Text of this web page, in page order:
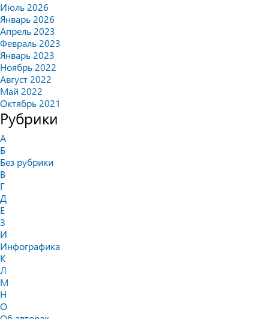
Июль 2026
Январь 2026
Апрель 2023
Февраль 2023
Январь 2023
Ноябрь 2022
Август 2022
Май 2022
Октябрь 2021
Рубрики
А
Б
Без рубрики
В
Г
Д
Е
З
И
Инфографика
К
Л
М
Н
О